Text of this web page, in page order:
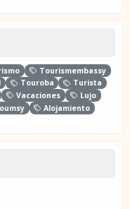
Tourismembassy
Touroba
Turista
Vacaciones
Lujo
Alojamiento